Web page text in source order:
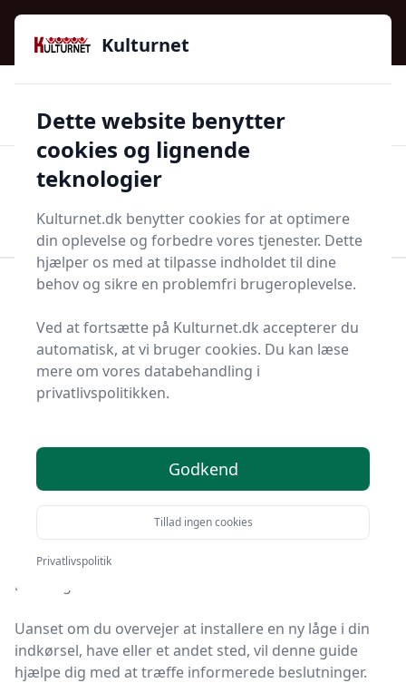
Kulturnet - Alt Det Gode I Livet | Din Kulturguide Siden
2016
97 kategorier 👍Kun godkendte butikker
Start søgning
Bolig og indretning Møbler
Enkeltlåger - 335 på
lager
hvor vi dykker ned i alle aspekter af denne praktiske
Enkeltlåger, også kendt som enkeltporte, er meget
mere end blot en ind- og udgangsbarriere; de er en
integreret del af både boligens arkitektur og
hverdagslivets funktionalitet.
Uanset om du overvejer at installere en ny låge i din
indkørsel, have eller et andet sted, vil denne guide
hjælpe dig med at træffe informerede beslutninger.
Kulturnet
Dette website benytter
cookies og lignende
teknologier
Kulturnet.dk benytter cookies for at optimere
din oplevelse og forbedre vores tjenester. Dette
hjælper os med at tilpasse indholdet til dine
behov og sikre en problemfri brugeroplevelse.
Ved at fortsætte på Kulturnet.dk accepterer du
automatisk, at vi bruger cookies. Du kan læse
mere om vores databehandling i
privatlivspolitikken.
Godkend
Tillad ingen cookies
Privatlivspolitik